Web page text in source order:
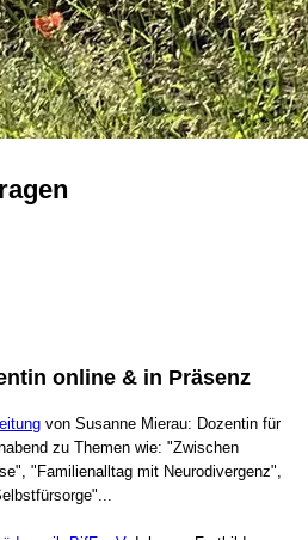
online & in Präsenz
von Susanne Mierau: Dozentin für
zu Themen wie: "Zwischen
"Familienalltag mit Neurodivergenz",